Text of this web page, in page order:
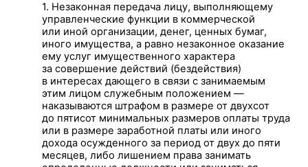
1. Незаконная передача лицу, выполняющему
управленческие функции в коммерческой
или иной организации, денег, ценных бумаг,
иного имущества, а равно незаконное оказание
ему услуг имущественного характера
за совершение действий (бездействия)
в интересах дающего в связи с занимаемым
этим лицом служебным положением —
наказываются штрафом в размере от двухсот
до пятисот минимальных размеров оплаты труда
или в размере заработной платы или иного
дохода осужденного за период от двух до пяти
месяцев, либо лишением права занимать